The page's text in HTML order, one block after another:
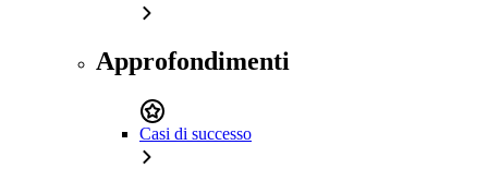
Approfondimenti
Casi di successo